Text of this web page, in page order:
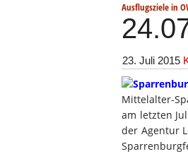
Ausflugsziele in
23. Juli 2015
Mittelalter-
am letzten
der Agentur